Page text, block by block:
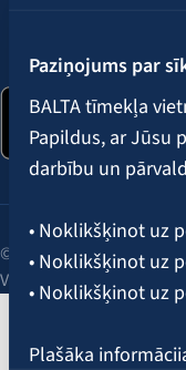
Paziņojums par
BALTA tīmekļa
Papildus, ar Jūsu
darbību un
• Noklikšķinot uz
• Noklikšķinot uz
• Noklikšķinot uz
Plašāka
© 2026 AAS BALTA |
Vienotais reģ. Nr.